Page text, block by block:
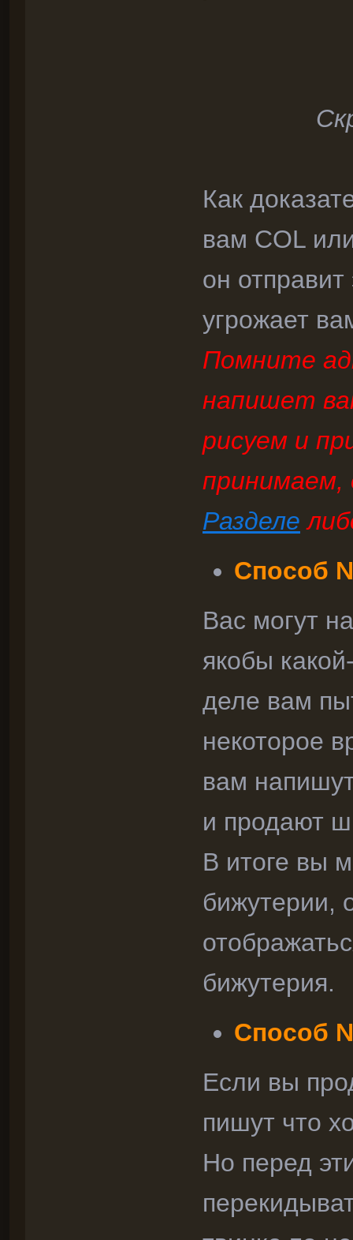
Как
вам COL
он отправит
угрожает
Помните
напишет
рисуем и
Разделе
Способ
Вас могут
якобы
деле вам
некоторое
вам
и продают
В итоге вы
бижутерии,
бижутерия.
Способ
Если вы
пишут что
Но перед